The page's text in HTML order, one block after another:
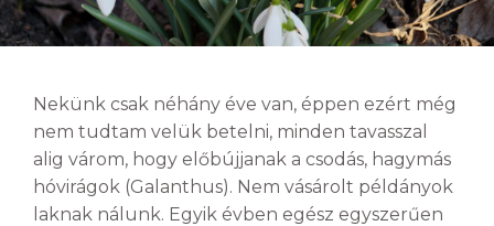
Nekünk csak néhány éve van, éppen ezért még
nem tudtam velük betelni, minden tavasszal
alig várom, hogy előbújjanak a csodás, hagymás
hóvirágok (Galanthus). Nem vásárolt példányok
laknak nálunk. Egyik évben egész egyszerűen